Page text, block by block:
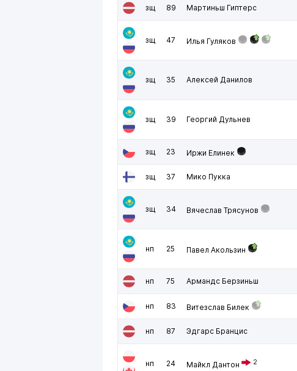
зщ 89 Мартиньш Гиптерс
зщ 47 Илья Гуляков
зщ 35 Алексей Данилов
зщ 39 Георгий Дульнев
зщ 23 Иржи Елинек
зщ 37 Мико Пукка
зщ 34 Вячеслав Трясунов
нп 25 Павел Акользин
нп 75 Армандс Берзиньш
нп 83 Витезслав Билек
нп 87 Эдгарс Бранцис
нп 24 Майкл Дантон 2